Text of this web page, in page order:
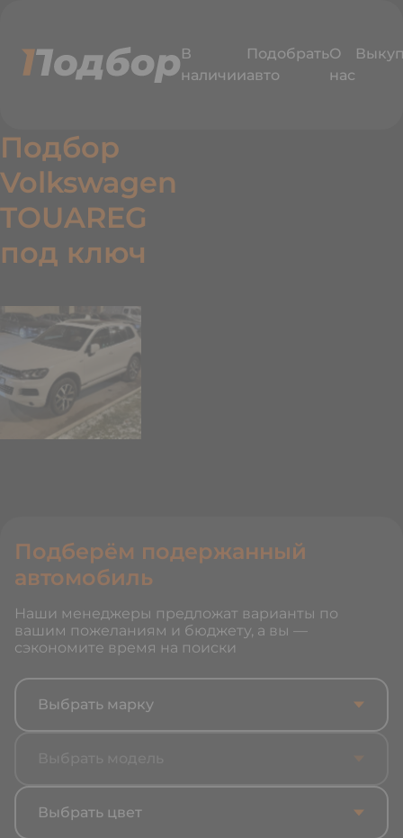
В
наличии
Подобрать
авто
О
нас
Подбор
Volkswagen
TOUAREG
под ключ
Подберём подержанный
автомобиль
Наши менеджеры предложат варианты по
вашим пожеланиям и бюджету, а вы —
сэкономите время на поиски
Выбрать марку
Выбрать цвет